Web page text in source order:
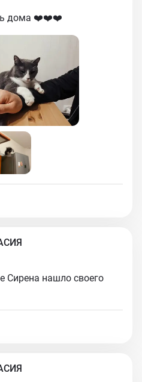
дома ❤️❤️❤️
Сирена нашло своего